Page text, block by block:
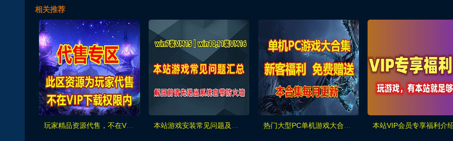
相关推荐
玩家精品资源代售，不在VIP下载范围内 本站游戏安装常见问题及工具汇总！必看 热门大型PC单机游戏大合集 每月更新（免费赠送） 本站VIP会员专享福利介